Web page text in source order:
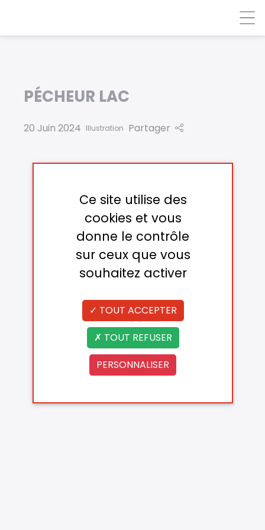
PÉCHEUR LAC
20 Juin 2024 Illustration Partager
Ce site utilise des
cookies et vous
donne le contrôle
sur ceux que vous
souhaitez activer
TOUT ACCEPTER
TOUT REFUSER
PERSONNALISER